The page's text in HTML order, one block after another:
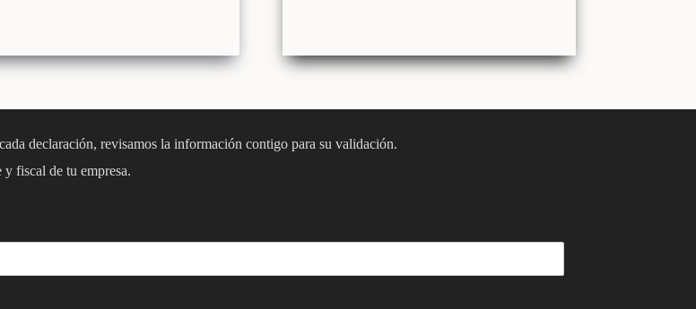
declaración, revisamos la información contigo para su validación.
fiscal de tu empresa.